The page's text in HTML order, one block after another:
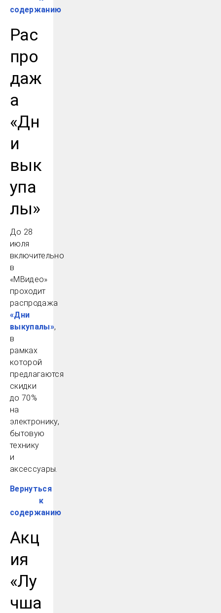
содержанию
Рас
про
даж
а
«Дн
и
вык
упа
лы»
До 28
июля
включительно
в
«МВидео»
проходит
распродажа
«Дни
выкупалы»,
в
рамках
которой
предлагаются
скидки
до 70%
на
электронику,
бытовую
технику
и
аксессуары.
Вернуться
к
содержанию
Акц
ия
«Лу
чша